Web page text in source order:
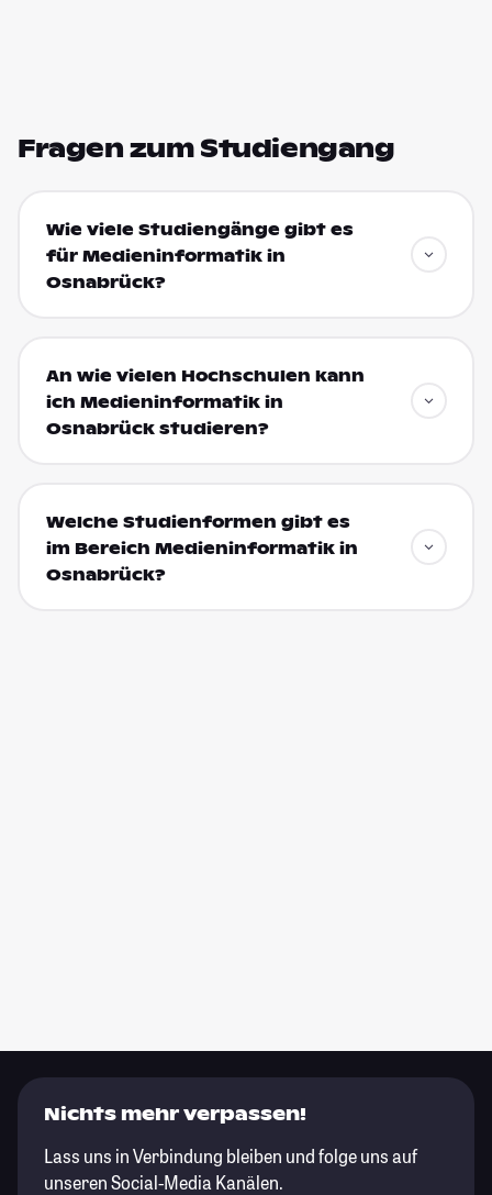
Fragen zum Studiengang
Wie viele Studiengänge gibt es
für Medieninformatik in
Osnabrück?
An wie vielen Hochschulen kann
ich Medieninformatik in
Osnabrück studieren?
Welche Studienformen gibt es
im Bereich Medieninformatik in
Osnabrück?
Nichts mehr verpassen!
Lass uns in Verbindung bleiben und folge uns auf
unseren Social-Media Kanälen.